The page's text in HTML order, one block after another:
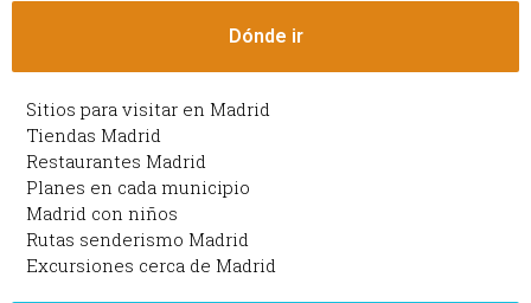
Dónde ir
Sitios para visitar en Madrid
Tiendas Madrid
Restaurantes Madrid
Planes en cada municipio
Madrid con niños
Rutas senderismo Madrid
Excursiones cerca de Madrid